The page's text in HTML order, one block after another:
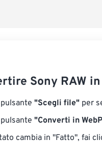
Sony RAW in
"Scegli file" per
"Converti in
cambia in "Fatto", fai